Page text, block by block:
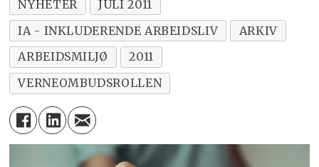
NYHETER
JULI 2011
IA - INKLUDERENDE ARBEIDSLIV
ARKIV
ARBEIDSMILJØ
2011
VERNEOMBUDSROLLEN